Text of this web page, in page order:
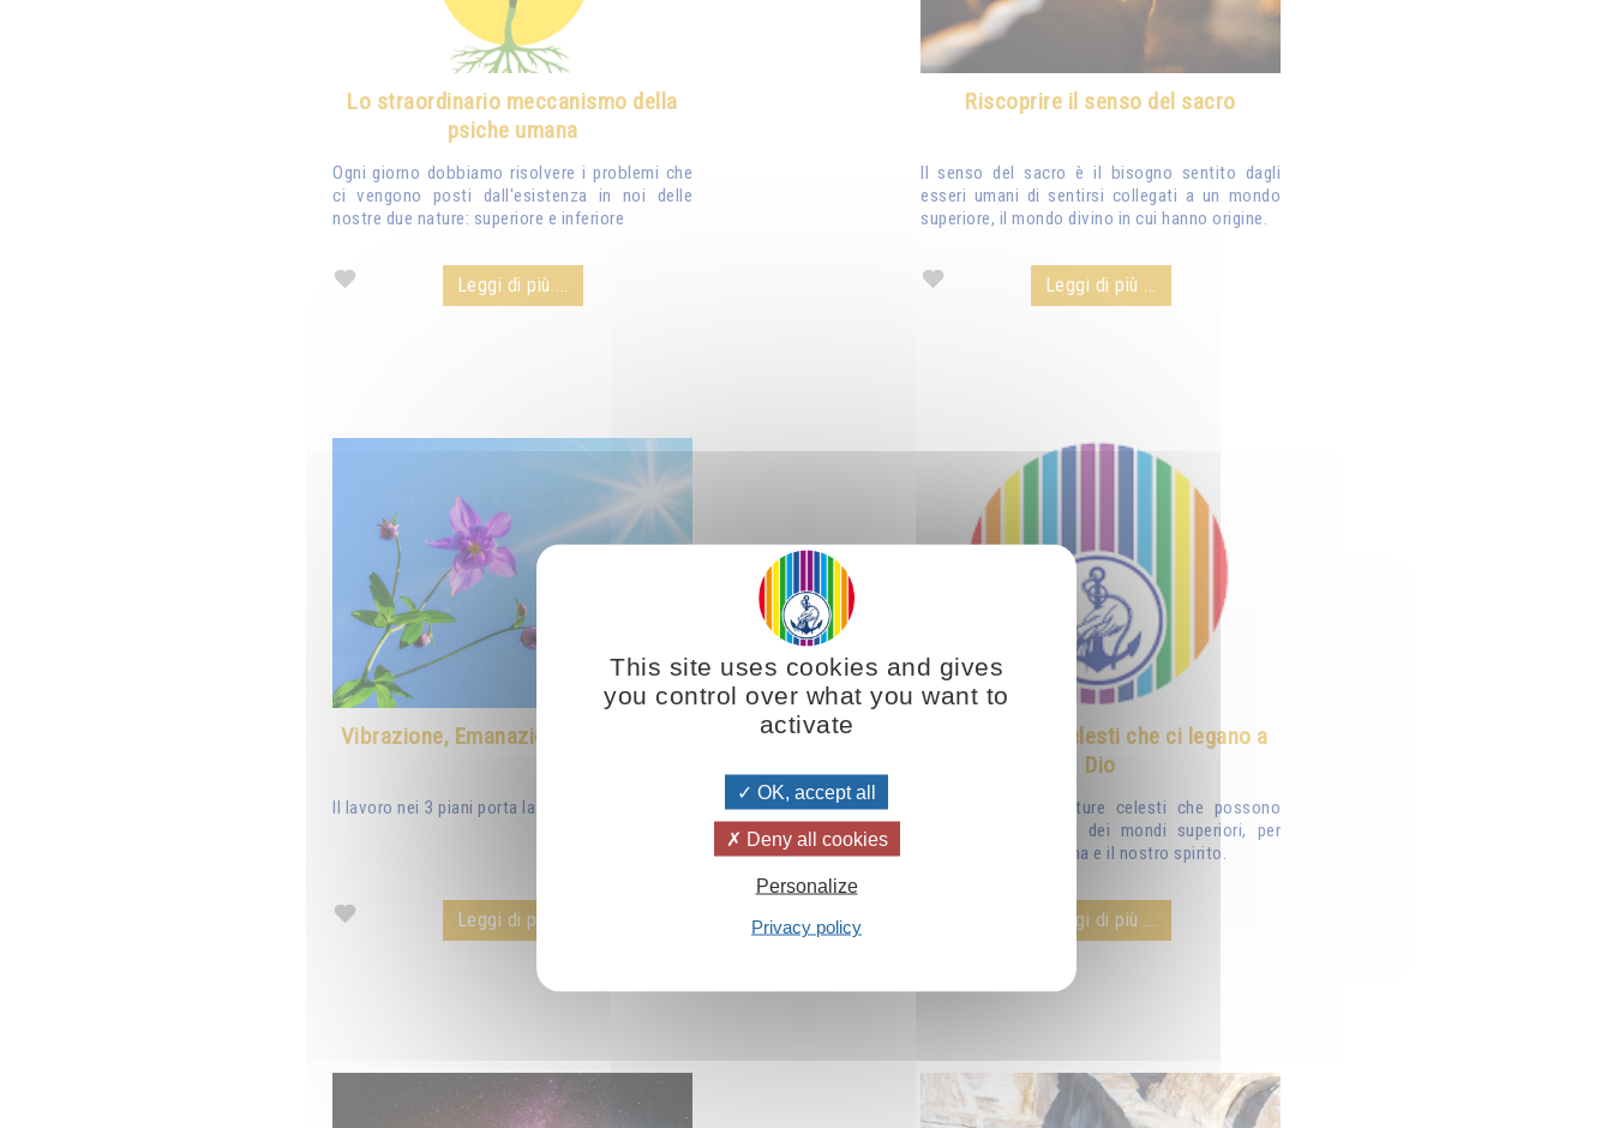
Lo straordinario meccanismo della
psiche umana
Ogni giorno dobbiamo risolvere i problemi che
ci vengono posti dall'esistenza in noi delle
nostre due nature: superiore e inferiore
Leggi di più ...
Riscoprire il senso del sacro
Il senso del sacro è il bisogno sentito dagli
esseri umani di sentirsi collegati a un mondo
superiore, il mondo divino in cui hanno origine.
Leggi di più ...
Vibrazione, Emanazione, Radiazione
Il lavoro nei 3 piani porta la perfezione
Leggi di più ...
Le gerarchie celesti che ci legano a
Dio
Esistono delle creature celesti che possono
darci degli elementi dei mondi superiori, per
nutrire la nostra anima e il nostro spirito.
Leggi di più ...
This site uses cookies and gives
you control over what you want to
activate
OK, accept all
Deny all cookies
Personalize
Privacy policy